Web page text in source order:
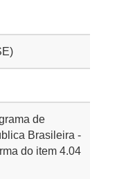
de
Brasileira -
do item 4.04